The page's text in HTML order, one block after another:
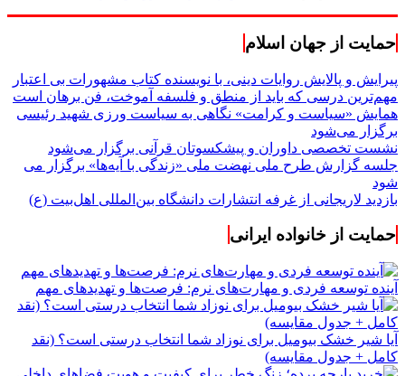
حمایت از جهان اسلام
پیرایش و پالایش روایات دینی، با نویسنده کتاب مشهورات بی اعتبار
مهم‌ترین درسی که باید از منطق و فلسفه آموخت، فن برهان است
همایش «سیاست و کرامت» نگاهی به سیاست ورزی شهید رئیسی
برگزار می‌شود
نشست تخصصی داوران و پیشکسوتان قرآنی برگزار می‌شود
جلسه گزارش طرح ملی نهضت ملی «زندگی با آیه‌ها» برگزار می
شود
بازدید لاریجانی از غرفه انتشارات دانشگاه بین‌المللی اهل‌بیت (ع)
حمایت از خانواده ایرانی
آینده توسعه فردی و مهارت‌های نرم: فرصت‌ها و تهدیدهای مهم
آیا شیر خشک بیومیل برای نوزاد شما انتخاب درستی است؟ (نقد
کامل + جدول مقایسه)